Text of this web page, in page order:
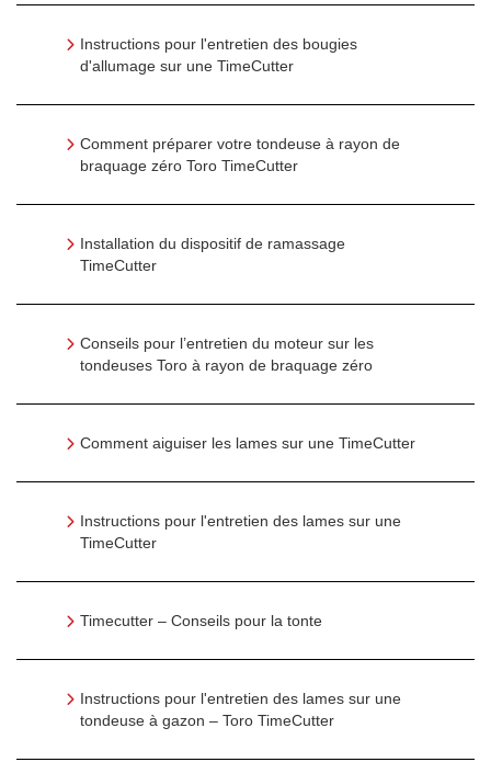
Instructions pour l'entretien des bougies
d'allumage sur une TimeCutter
Comment préparer votre tondeuse à rayon de
braquage zéro Toro TimeCutter
Installation du dispositif de ramassage
TimeCutter
Conseils pour l’entretien du moteur sur les
tondeuses Toro à rayon de braquage zéro
Comment aiguiser les lames sur une TimeCutter
Instructions pour l'entretien des lames sur une
TimeCutter
Timecutter – Conseils pour la tonte
Instructions pour l'entretien des lames sur une
tondeuse à gazon – Toro TimeCutter